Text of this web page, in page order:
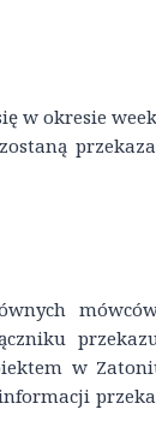
w okresie
w